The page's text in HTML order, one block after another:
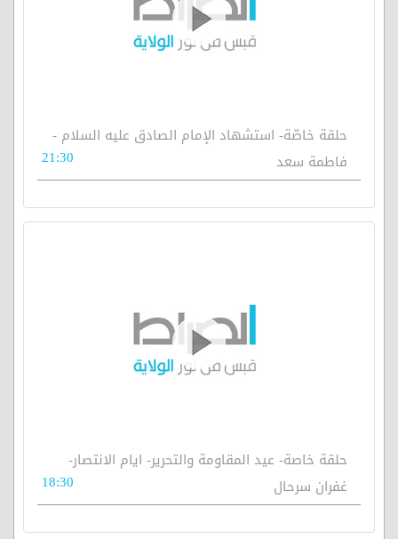
حلقة خاصّة- استشهاد الإمام الصادق عليه السلام -
فاطمة سعد
21:30
حلقة خاصة- عيد المقاومة والتحرير- ايام الانتصار-
غفران سرحال
18:30